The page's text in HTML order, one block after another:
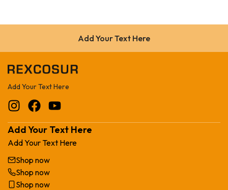
Add Your Text Here
Add Your Text Here
Add Your Text Here
Add Your Text Here
Shop now
Shop now
Shop now